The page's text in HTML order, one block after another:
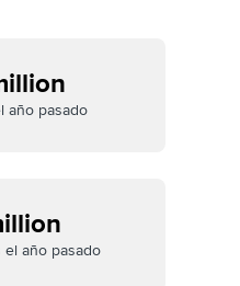
año pasado
año pasado